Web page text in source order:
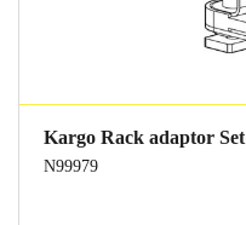
Kargo Rack adaptor Set
N99979